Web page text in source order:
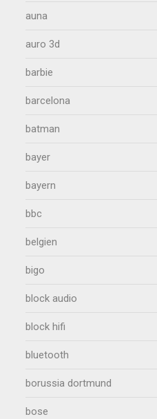
auna
auro 3d
barbie
barcelona
batman
bayer
bayern
bbc
belgien
bigo
block audio
block hifi
bluetooth
borussia dortmund
bose